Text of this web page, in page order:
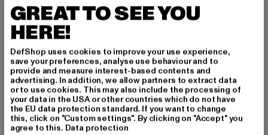
URBAN CLASSICS
Ladies Essentials Short
56,99 EUR
Derzeitiger Preis: 56,99 EUR
74,99 EURAktionspreis: 74,99 EUR
URBAN CLASSICS
Ladies Sweat Parka
40,99 EUR
Derzeitiger Preis: 40,99 EUR
49,99 EUR Aktionspreis:
GREAT TO SEE YOU
HERE!
DefShop uses cookies to improve your use experience,
save your preferences, analyse use behaviour and to
provide and measure interest-based contents and
advertising. In addition, we allow partners to extract data
or to use cookies. This may also include the processing of
your data in the USA or other countries which do not have
the EU data protection standard. If you want to change
this, click on "Custom settings". By clicking on "Accept" you
agree to this. Data protection